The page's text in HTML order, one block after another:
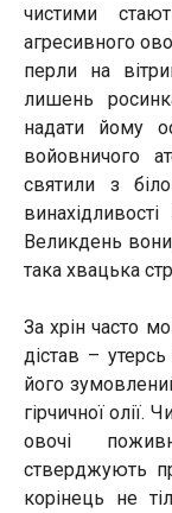
чистими
агресивного
перли на
лишень
надати йому
войовничого
святили з
Великдень
така хвацька
За хрін часто
дістав –
його
гірчичної олії.
овочі
стверджують
корінець не